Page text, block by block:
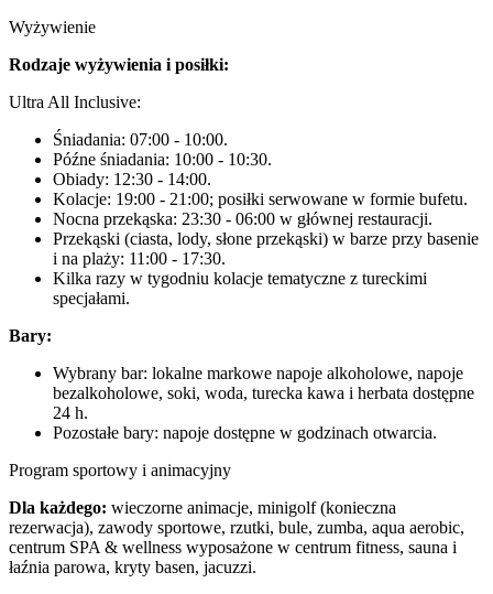
Wyżywienie
Rodzaje wyżywienia i posiłki:
Ultra All Inclusive:
Śniadania: 07:00 - 10:00.
Późne śniadania: 10:00 - 10:30.
Obiady: 12:30 - 14:00.
Kolacje: 19:00 - 21:00; posiłki serwowane w formie bufetu.
Nocna przekąska: 23:30 - 06:00 w głównej restauracji.
Przekąski (ciasta, lody, słone przekąski) w barze przy basenie
i na plaży: 11:00 - 17:30.
Kilka razy w tygodniu kolacje tematyczne z tureckimi
specjałami.
Bary:
Wybrany bar: lokalne markowe napoje alkoholowe, napoje
bezalkoholowe, soki, woda, turecka kawa i herbata dostępne
24 h.
Pozostałe bary: napoje dostępne w godzinach otwarcia.
Program sportowy i animacyjny
Dla każdego: wieczorne animacje, minigolf (konieczna
rezerwacja), zawody sportowe, rzutki, bule, zumba, aqua aerobic,
centrum SPA & wellness wyposażone w centrum fitness, sauna i
łaźnia parowa, kryty basen, jacuzzi.